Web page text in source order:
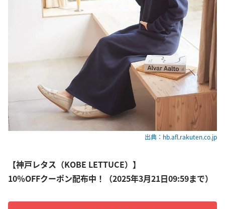
出典：hb.afl.rakuten.co.jp
【神戸レタス（KOBE LETTUCE）】
10％OFFクーポン配布中！（2025年3月21日09:59まで）